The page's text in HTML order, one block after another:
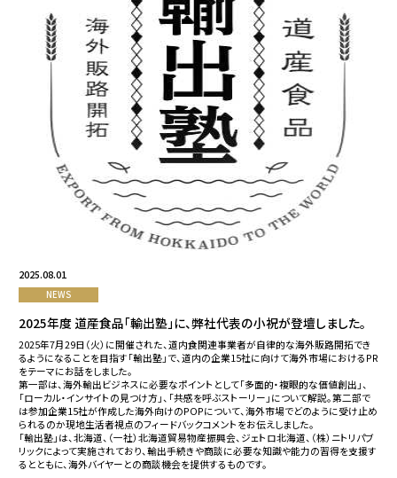
2025.08.01
NEWS
2025年度 道産食品「輸出塾」に、弊社代表の小祝が登壇しました。
2025年7月29日（火）に開催された、道内食関連事業者が自律的な海外販路開拓でき
るようになることを目指す「輸出塾」で、道内の企業15社に向けて海外市場におけるPR
をテーマにお話をしました。
第一部は、海外輸出ビジネスに必要なポイントとして「多面的・複眼的な価値創出」、
「ローカル・インサイトの見つけ方」、「共感を呼ぶストーリー」について解説。第二部で
は参加企業15社が作成した海外向けのPOPについて、海外市場でどのように受け止め
られるのか現地生活者視点のフィードバックコメントをお伝えしました。
「輸出塾」は、北海道、（一社）北海道貿易物産振興会、ジェトロ北海道、（株）ニトリパブ
リックによって実施されており、輸出手続きや商談に必要な知識や能力の習得を支援す
るとともに、海外バイヤーとの商談機会を提供するものです。